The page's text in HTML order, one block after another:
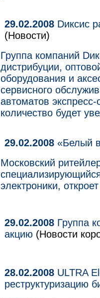
29.02.2008 Dиксис
(Новости)
Группа компаний
дистрибуции,
оборудования и
сервисного
автоматов
количество будет
29.02.2008 «Белый
Московский
электроники,
29.02.2008 Группа
акцию (Новости
28.02.2008 ULTRA
реструктуризацию